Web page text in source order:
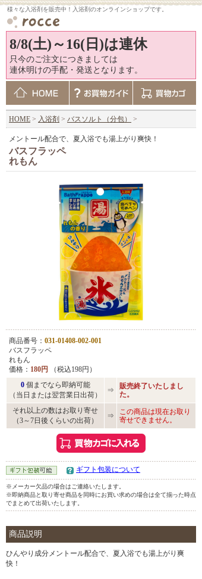
様々な入浴剤を販売中！入浴剤のオンラインショップです。
8/8(土)～16(日)は連休
只今のご注文につきましては
連休明けの手配・発送となります。
HOME > 入浴剤 > バスソルト（分包） >
メントール配合で、夏入浴でも湯上がり爽快！
バスフラッペ
れもん
商品番号： 031-01408-002-001
バスフラッペ
れもん
価格： 180円
（税込198円）
0 個までなら即納可能
（当日または翌営業日出荷）
⇒
販売終了いたしまし
た。
それ以上の数はお取り寄せ
（3～7日後くらいの出荷）
⇒
この商品は現在お取り
寄せできません。
ギフト包装について
※メーカー欠品の場合はご連絡いたします。
※即納商品と取り寄せ商品を同時にお買い求めの場合は全て揃った時点
でまとめて出荷いたします。
商品説明
ひんやり成分メントール配合で、夏入浴でも湯上がり爽
快！